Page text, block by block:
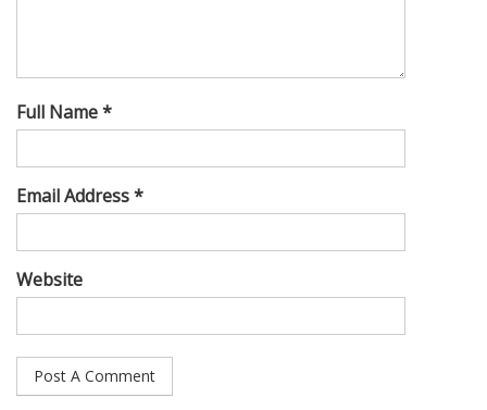
Full Name *
Email Address *
Website